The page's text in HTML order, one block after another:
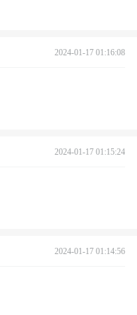
2024-01-17 01:16:08
2024-01-17 01:15:24
2024-01-17 01:14:56